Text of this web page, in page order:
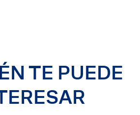
TE PUEDE